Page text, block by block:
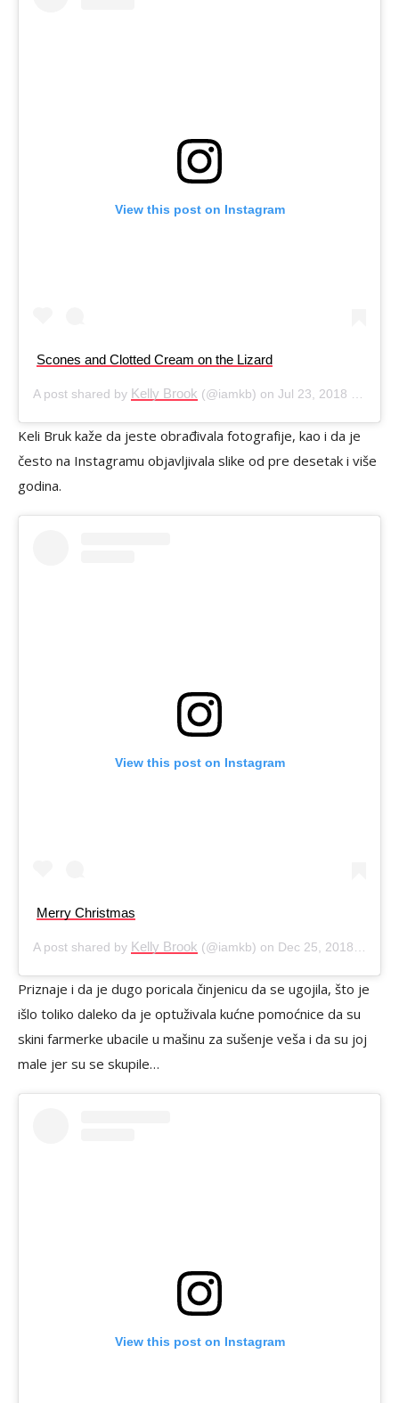
View this post on Instagram
Scones and Clotted Cream on the Lizard
A post shared by Kelly Brook (@iamkb) on Jul 23, 2018 at 7:55am PDT
Keli Bruk kaže da jeste obrađivala fotografije, kao i da je
često na Instagramu objavljivala slike od pre desetak i više
godina.
View this post on Instagram
Merry Christmas
A post shared by Kelly Brook (@iamkb) on Dec 25, 2018 at 12:54am PST
Priznaje i da je dugo poricala činjenicu da se ugojila, što je
išlo toliko daleko da je optuživala kućne pomoćnice da su
skini farmerke ubacile u mašinu za sušenje veša i da su joj
male jer su se skupile…
View this post on Instagram